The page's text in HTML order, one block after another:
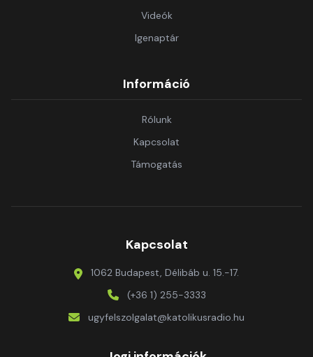
Videók
Igenaptár
Információ
Rólunk
Kapcsolat
Támogatás
Kapcsolat
1062 Budapest, Délibáb u. 15.-17.
(+36 1) 255-3333
ugyfelszolgalat@katolikusradio.hu